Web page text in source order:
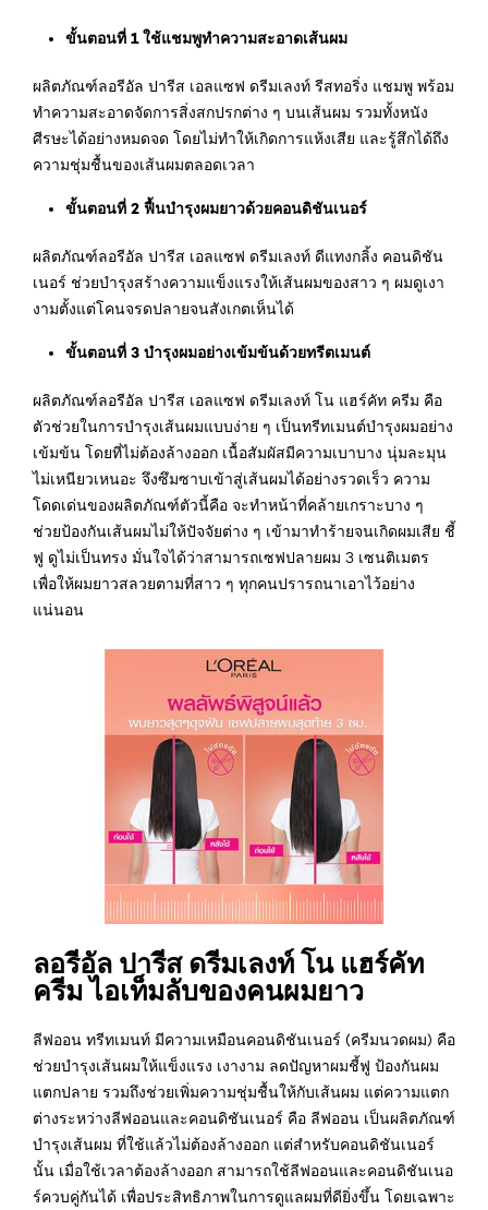
ขั้นตอนที่ 1 ใช้แชมพูทำความสะอาดเส้นผม
ผลิตภัณฑ์ลอรีอัล ปารีส เอลแซฟ ดรีมเลงท์ รีสทอริ่ง แชมพู พร้อม
ทำความสะอาดจัดการสิ่งสกปรกต่าง ๆ บนเส้นผม รวมทั้งหนัง
ศีรษะได้อย่างหมดจด โดยไม่ทำให้เกิดการแห้งเสีย และรู้สึกได้ถึง
ความชุ่มชื้นของเส้นผมตลอดเวลา
ขั้นตอนที่ 2 ฟื้นบำรุงผมยาวด้วยคอนดิชันเนอร์
ผลิตภัณฑ์ลอรีอัล ปารีส เอลแซฟ ดรีมเลงท์ ดีแทงกลิ้ง คอนดิชัน
เนอร์ ช่วยบำรุงสร้างความแข็งแรงให้เส้นผมของสาว ๆ ผมดูเงา
งามตั้งแต่โคนจรดปลายจนสังเกตเห็นได้
ขั้นตอนที่ 3 บำรุงผมอย่างเข้มข้นด้วยทรีตเมนต์
ผลิตภัณฑ์ลอรีอัล ปารีส เอลแซฟ ดรีมเลงท์ โน แฮร์คัท ครีม คือ
ตัวช่วยในการบำรุงเส้นผมแบบง่าย ๆ เป็นทรีทเมนต์บำรุงผมอย่าง
เข้มข้น โดยที่ไม่ต้องล้างออก เนื้อสัมผัสมีความเบาบาง นุ่มละมุน
ไม่เหนียวเหนอะ จึงซึมซาบเข้าสู่เส้นผมได้อย่างรวดเร็ว ความ
โดดเด่นของผลิตภัณฑ์ตัวนี้คือ จะทำหน้าที่คล้ายเกราะบาง ๆ
ช่วยป้องกันเส้นผมไม่ให้ปัจจัยต่าง ๆ เข้ามาทำร้ายจนเกิดผมเสีย ชี้
ฟู ดูไม่เป็นทรง มั่นใจได้ว่าสามารถเซฟปลายผม 3 เซนติเมตร
เพื่อให้ผมยาวสลวยตามที่สาว ๆ ทุกคนปรารถนาเอาไว้อย่าง
แน่นอน
ลอรีอัล ปารีส ดรีมเลงท์ โน แฮร์คัท
ครีม ไอเท็มลับของคนผมยาว
ลีฟออน ทรีทเมนท์ มีความเหมือนคอนดิชันเนอร์ (ครีมนวดผม) คือ
ช่วยบำรุงเส้นผมให้แข็งแรง เงางาม ลดปัญหาผมชี้ฟู ป้องกันผม
แตกปลาย รวมถึงช่วยเพิ่มความชุ่มชื้นให้กับเส้นผม แต่ความแตก
ต่างระหว่างลีฟออนและคอนดิชันเนอร์ คือ ลีฟออน เป็นผลิตภัณฑ์
บำรุงเส้นผม ที่ใช้แล้วไม่ต้องล้างออก แต่สำหรับคอนดิชันเนอร์
นั้น เมื่อใช้เวลาต้องล้างออก สามารถใช้ลีฟออนและคอนดิชันเนอ
ร์ควบคู่กันได้ เพื่อประสิทธิภาพในการดูแลผมที่ดียิ่งขึ้น โดยเฉพาะ